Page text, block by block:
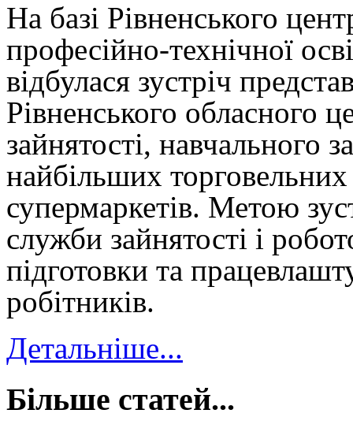
На базі Рівненського
професійно-технічної
відбулася зустріч
Рівненського обласного
зайнятості, навчального
найбільших
супермаркетів. Метою
служби зайнятості і
підготовки та
робітників.
Детальніше...
Більше статей...